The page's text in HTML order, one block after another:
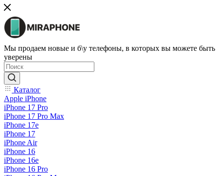
Мы продаем новые и б\у телефоны, в которых вы можете быть
уверены
Каталог
Apple iPhone
iPhone 17 Pro
iPhone 17 Pro Max
iPhone 17e
iPhone 17
iPhone Air
iPhone 16
iPhone 16e
iPhone 16 Pro